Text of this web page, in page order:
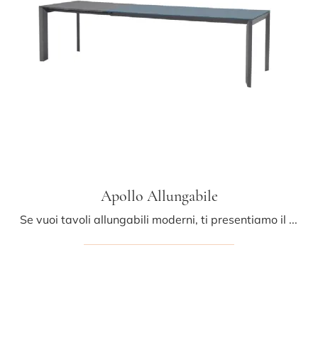
Apollo Allungabile
Se vuoi tavoli allungabili moderni, ti presentiamo il modello da cucina in vetro Apollo Allungabile del brand Midj.